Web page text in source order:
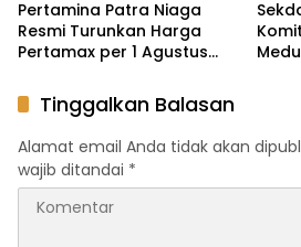
Pertamina Patra Niaga
Resmi Turunkan Harga
Pertamax per 1 Agustus
Sekarang
Tinggalkan Balasan
Alamat email Anda tidak akan
wajib ditandai *